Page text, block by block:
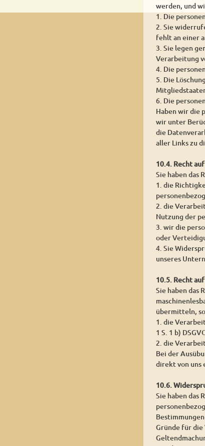
werden, und
1. Die
2. Sie
fehlt an einer
3. Sie legen
Verarbeitung
4. Die
5. Die
6. Die
Haben wir die
wir unter
die
aller Links zu
10.4. Recht
Sie haben das
1. die
2. die
Nutzung der
3. wir die
oder
4. Sie
unseres
10.5. Recht
Sie haben das
übermitteln,
1. die
1 S. 1 b)
2. die
Bei der
direkt von uns
10.6.
Sie haben das
Gründe für